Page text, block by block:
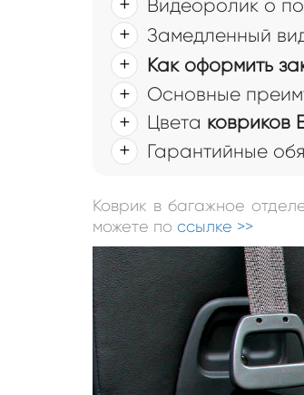
Видеоролик о
Замедленный
Как оформить
Основные
Цвета ковриков
Гарантийные
Коврик в багажное
можете по ссылке >>